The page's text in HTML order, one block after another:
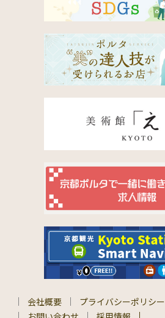
会社概要 プライバシーポリシー